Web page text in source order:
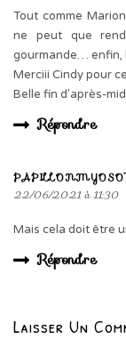
Tout comme
ne peut que
gourmande… enfin,
Merciii Cindy pour
Belle fin d’après-
Répondre
22/06/2021 à 11:30
Mais cela doit être
Répondre
Laisser Un